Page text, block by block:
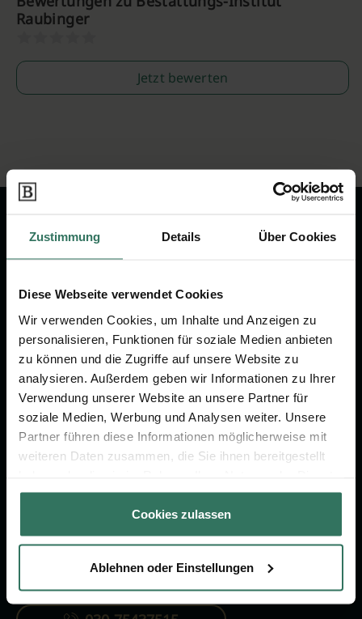
Zustimmung Details Über Cookies
Diese Webseite verwendet Cookies
Wir verwenden Cookies, um Inhalte und Anzeigen zu
personalisieren, Funktionen für soziale Medien anbieten
zu können und die Zugriffe auf unsere Website zu
analysieren. Außerdem geben wir Informationen zu Ihrer
Verwendung unserer Website an unsere Partner für
soziale Medien, Werbung und Analysen weiter. Unsere
Partner führen diese Informationen möglicherweise mit
weiteren Daten zusammen, die Sie ihnen bereitgestellt
gesammelt haben.
Cookies zulassen
Ablehnen oder Einstellungen
Raubinger
Jetzt bewerten
Wir sind Ihr Ansprechpartner rund
um das Thema Bestattung &
Jetzt beraten lassen
FÜR SIE
Vergleich
FÜR BESTATTER
Online-Portal